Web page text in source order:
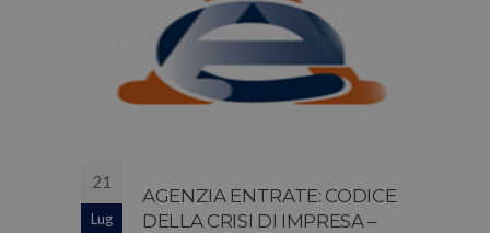
21
Lug
AGENZIA ENTRATE: CODICE
DELLA CRISI DI IMPRESA –